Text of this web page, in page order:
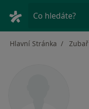
Co hledáte?
Hlavní Stránka Zubař